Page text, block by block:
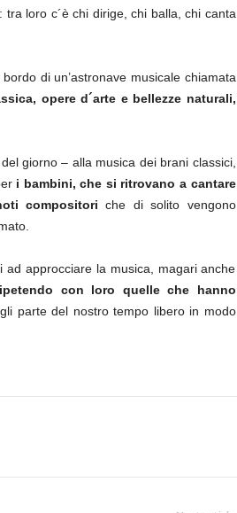
loro c´è chi dirige, chi balla, chi canta
di un’astronave musicale chiamata
opere d´arte e bellezze naturali,
giorno – alla musica dei brani classici,
i bambini, che si ritrovano a cantare
compositori che di solito vengono
approcciare la musica, magari anche
con loro quelle che hanno
parte del nostro tempo libero in modo